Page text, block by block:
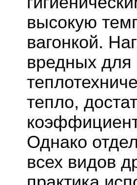
высокую
вагонкой.
вредных для
тепло,
Однако
всех видов